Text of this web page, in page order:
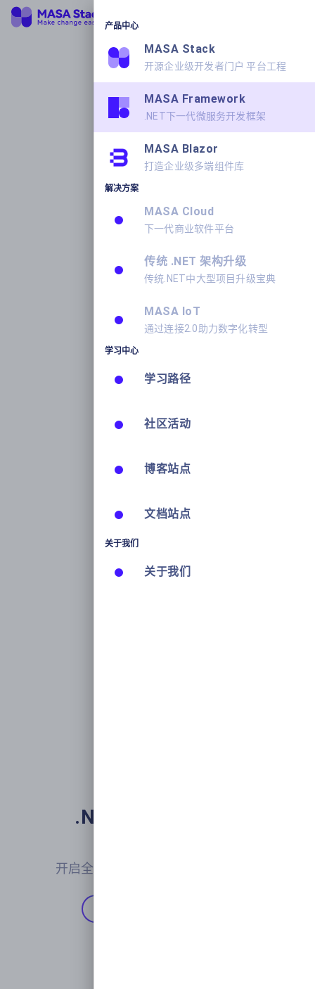
产品中心
MASA Stack
开源企业级开发者门户 平台工程
MASA Framework
.NET下一代微服务开发框架
MASA Blazor
打造企业级多端组件库
解决方案
MASA Cloud
下一代商业软件平台
传统 .NET 架构升级
传统.NET中大型项目升级宝典
MASA IoT
通过连接2.0助力数字化转型
学习中心
学习路径
社区活动
博客站点
文档站点
关于我们
关于我们
.NET下一代微服务
开启全新的现代化应用开发交付体验